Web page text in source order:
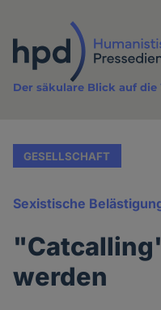
Inhalt
Der säkulare Blick auf die
GESELLSCHAFT
Sexistische
werden